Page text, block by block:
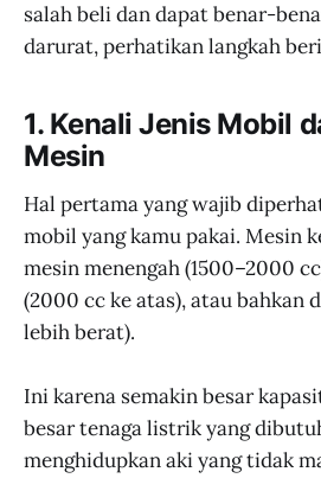
salah beli dan dapat benar-
darurat, perhatikan langkah
1. Kenali Jenis Mobil
Mesin
Hal pertama yang wajib
mobil yang kamu pakai. Mesin
mesin menengah (1500–2000
(2000 cc ke atas), atau bahkan
lebih berat).
Ini karena semakin besar
besar tenaga listrik yang
menghidupkan aki yang tidak